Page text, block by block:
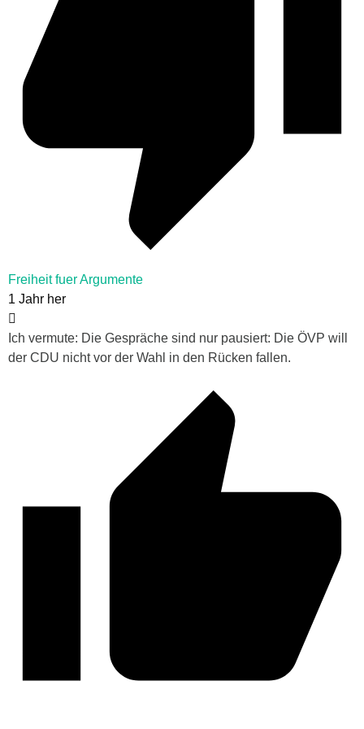
Freiheit fuer Argumente
1 Jahr her
Ich vermute: Die Gespräche sind nur pausiert: Die ÖVP will
der CDU nicht vor der Wahl in den Rücken fallen.